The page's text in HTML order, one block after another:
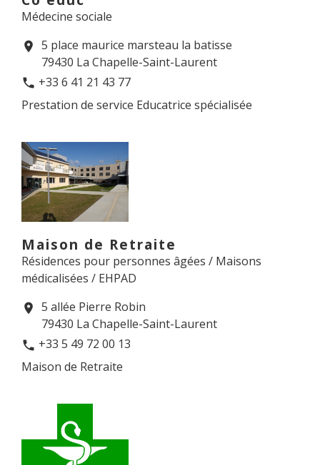
Médecine sociale
location_on 5 place maurice marsteau la batisse
79430 La Chapelle-Saint-Laurent
phone +33 6 41 21 43 77
Prestation de service Educatrice spécialisée
Maison de Retraite
Résidences pour personnes âgées / Maisons
médicalisées / EHPAD
location_on 5 allée Pierre Robin
79430 La Chapelle-Saint-Laurent
phone +33 5 49 72 00 13
Maison de Retraite